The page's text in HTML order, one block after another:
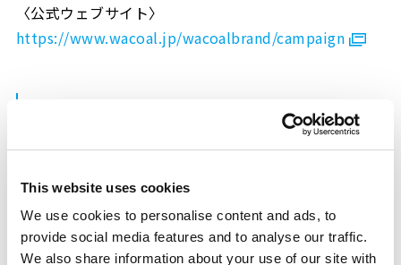
This website uses cookies
We use cookies to personalise content and ads, to
provide social media features and to analyse our traffic.
We also share information about your use of our site with
〈公式ウェブサイト〉
https://www.wacoal.jp/wacoalbrand/campaign
ワコール「ハグするブラ」のポイン